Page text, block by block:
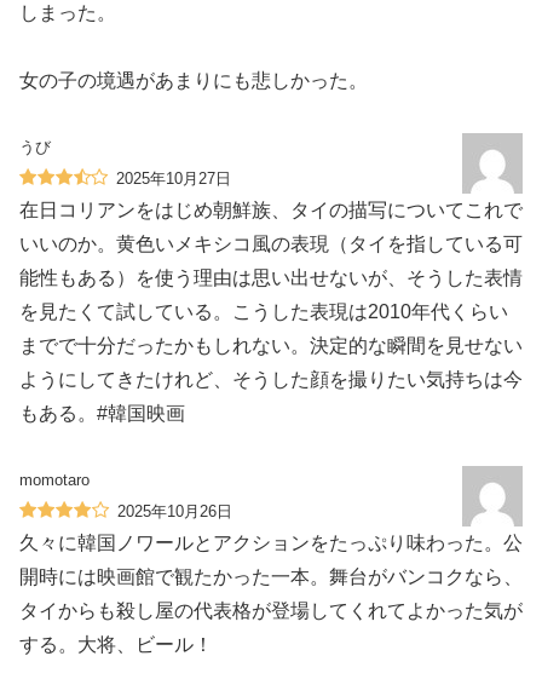
しまった。
女の子の境遇があまりにも悲しかった。
うび
2025年10月27日
在日コリアンをはじめ朝鮮族、タイの描写についてこれで
いいのか。黄色いメキシコ風の表現（タイを指している可
能性もある）を使う理由は思い出せないが、そうした表情
を見たくて試している。こうした表現は2010年代くらい
までで十分だったかもしれない。決定的な瞬間を見せない
ようにしてきたけれど、そうした顔を撮りたい気持ちは今
もある。#韓国映画
momotaro
2025年10月26日
久々に韓国ノワールとアクションをたっぷり味わった。公
開時には映画館で観たかった一本。舞台がバンコクなら、
タイからも殺し屋の代表格が登場してくれてよかった気が
する。大将、ビール！